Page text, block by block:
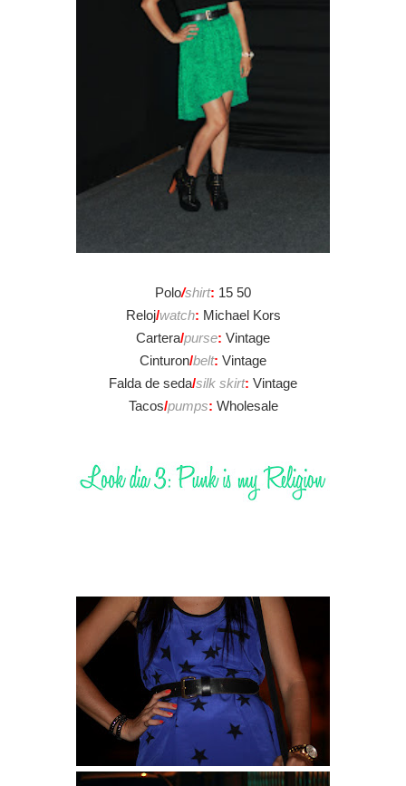
Polo/shirt: 15 50
Reloj/watch: Michael Kors
Cartera/purse: Vintage
Cinturon/belt: Vintage
Falda de seda/silk skirt: Vintage
Tacos/pumps: Wholesale